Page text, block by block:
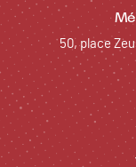
50, place